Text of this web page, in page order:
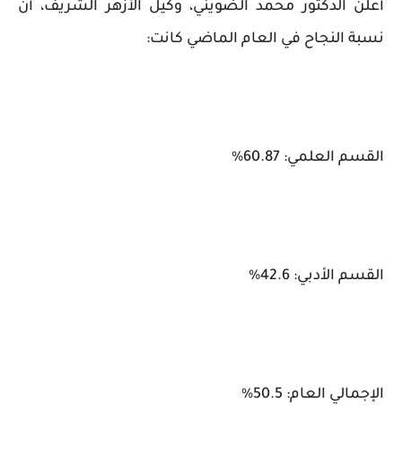
أعلن الدكتور محمد الضويني، وكيل الأزهر الشريف، أن
نسبة النجاح في العام الماضي كانت:
القسم العلمي: 60.87%
القسم الأدبي: 42.6%
الإجمالي العام: 50.5%